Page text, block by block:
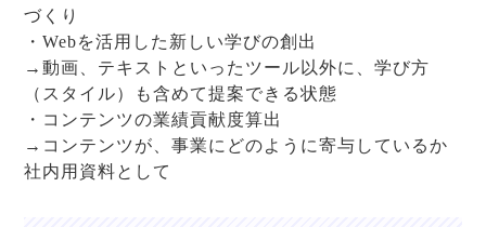
づくり
・Webを活用した新しい学びの創出
→動画、テキストといったツール以外に、学び方
（スタイル）も含めて提案できる状態
・コンテンツの業績貢献度算出
→コンテンツが、事業にどのように寄与しているか
社内用資料として